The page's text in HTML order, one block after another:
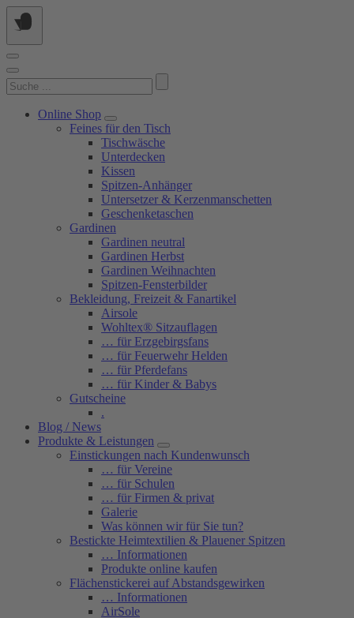
Springe
zum
Suchen
nach:
Online Shop
Feines für den Tisch
Tischwäsche
Unterdecken
Kissen
Spitzen-Anhänger
Untersetzer & Kerzenmanschetten
Geschenketaschen
Gardinen
Gardinen neutral
Gardinen Herbst
Gardinen Weihnachten
Spitzen-Fensterbilder
Bekleidung, Freizeit & Fanartikel
Airsole
Wohltex® Sitzauflagen
… für Erzgebirgsfans
… für Feuerwehr Helden
… für Pferdefans
… für Kinder & Babys
Gutscheine
.
Blog / News
Produkte & Leistungen
Einstickungen nach Kundenwunsch
… für Vereine
… für Schulen
… für Firmen & privat
Galerie
Was können wir für Sie tun?
Bestickte Heimtextilien & Plauener Spitzen
… Informationen
Produkte online kaufen
Flächenstickerei auf Abstandsgewirken
… Informationen
AirSole